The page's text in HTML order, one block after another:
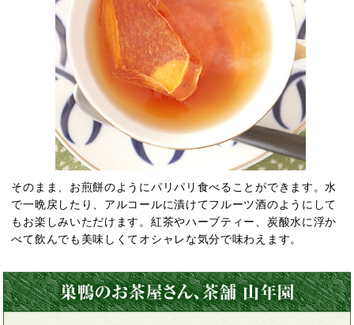
そのまま、お煎餅のようにパリパリ食べることができます。水
で一晩戻したり、アルコールに漬けてフルーツ酒のようにして
もお楽しみいただけます。紅茶やハーブティー、炭酸水に浮か
べて飲んでも美味しくてオシャレな気分で味わえます。